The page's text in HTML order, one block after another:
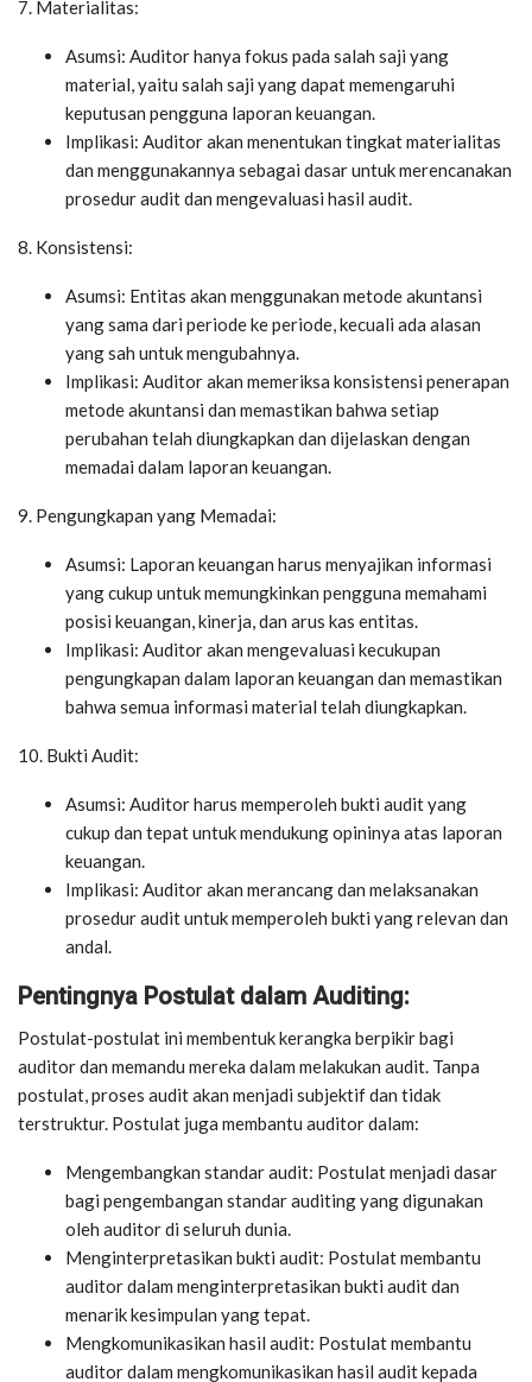
7. Materialitas:
Asumsi: Auditor hanya fokus pada salah saji yang
material, yaitu salah saji yang dapat memengaruhi
keputusan pengguna laporan keuangan.
Implikasi: Auditor akan menentukan tingkat materialitas
dan menggunakannya sebagai dasar untuk merencanakan
prosedur audit dan mengevaluasi hasil audit.
8. Konsistensi:
Asumsi: Entitas akan menggunakan metode akuntansi
yang sama dari periode ke periode, kecuali ada alasan
yang sah untuk mengubahnya.
Implikasi: Auditor akan memeriksa konsistensi penerapan
metode akuntansi dan memastikan bahwa setiap
perubahan telah diungkapkan dan dijelaskan dengan
memadai dalam laporan keuangan.
9. Pengungkapan yang Memadai:
Asumsi: Laporan keuangan harus menyajikan informasi
yang cukup untuk memungkinkan pengguna memahami
posisi keuangan, kinerja, dan arus kas entitas.
Implikasi: Auditor akan mengevaluasi kecukupan
pengungkapan dalam laporan keuangan dan memastikan
bahwa semua informasi material telah diungkapkan.
10. Bukti Audit:
Asumsi: Auditor harus memperoleh bukti audit yang
cukup dan tepat untuk mendukung opininya atas laporan
keuangan.
Implikasi: Auditor akan merancang dan melaksanakan
prosedur audit untuk memperoleh bukti yang relevan dan
andal.
Pentingnya Postulat dalam Auditing:
Postulat-postulat ini membentuk kerangka berpikir bagi
auditor dan memandu mereka dalam melakukan audit. Tanpa
postulat, proses audit akan menjadi subjektif dan tidak
terstruktur. Postulat juga membantu auditor dalam:
Mengembangkan standar audit: Postulat menjadi dasar
bagi pengembangan standar auditing yang digunakan
oleh auditor di seluruh dunia.
Menginterpretasikan bukti audit: Postulat membantu
auditor dalam menginterpretasikan bukti audit dan
menarik kesimpulan yang tepat.
Mengkomunikasikan hasil audit: Postulat membantu
auditor dalam mengkomunikasikan hasil audit kepada